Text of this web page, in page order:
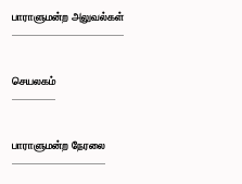
பாராளுமன்ற அலுவல்கள்
செயலகம்
பாராளுமன்ற நேரலை